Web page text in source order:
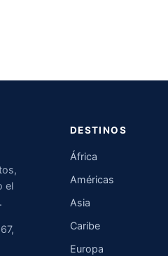
el
DESTINOS
África
Américas
Asia
Caribe
Europa